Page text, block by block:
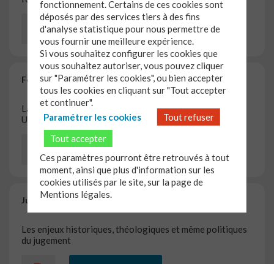
S'inscrire gratuitement
Foi
La foi est-elle un sentiment ? Une idée ? une croyance ?
Une espérance ?
S'inscrire gratuitement
Jugement
Les enjeux historiques, théologiques et même politiques
du jugement
fonctionnement. Certains de ces cookies sont
déposés par des services tiers à des fins
d'analyse statistique pour nous permettre de
vous fournir une meilleure expérience.
Si vous souhaitez configurer les cookies que
vous souhaitez autoriser, vous pouvez cliquer
sur "Paramétrer les cookies", ou bien accepter
tous les cookies en cliquant sur "Tout accepter
et continuer".
Paramétrer les cookies
Tout refuser
Tout accepter
Ces paramètres pourront être retrouvés à tout
moment, ainsi que plus d'information sur les
cookies utilisés par le site, sur la page de
Mentions légales.